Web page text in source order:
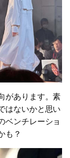
があります。素
はないかと思い
ベンチレーショ
も？